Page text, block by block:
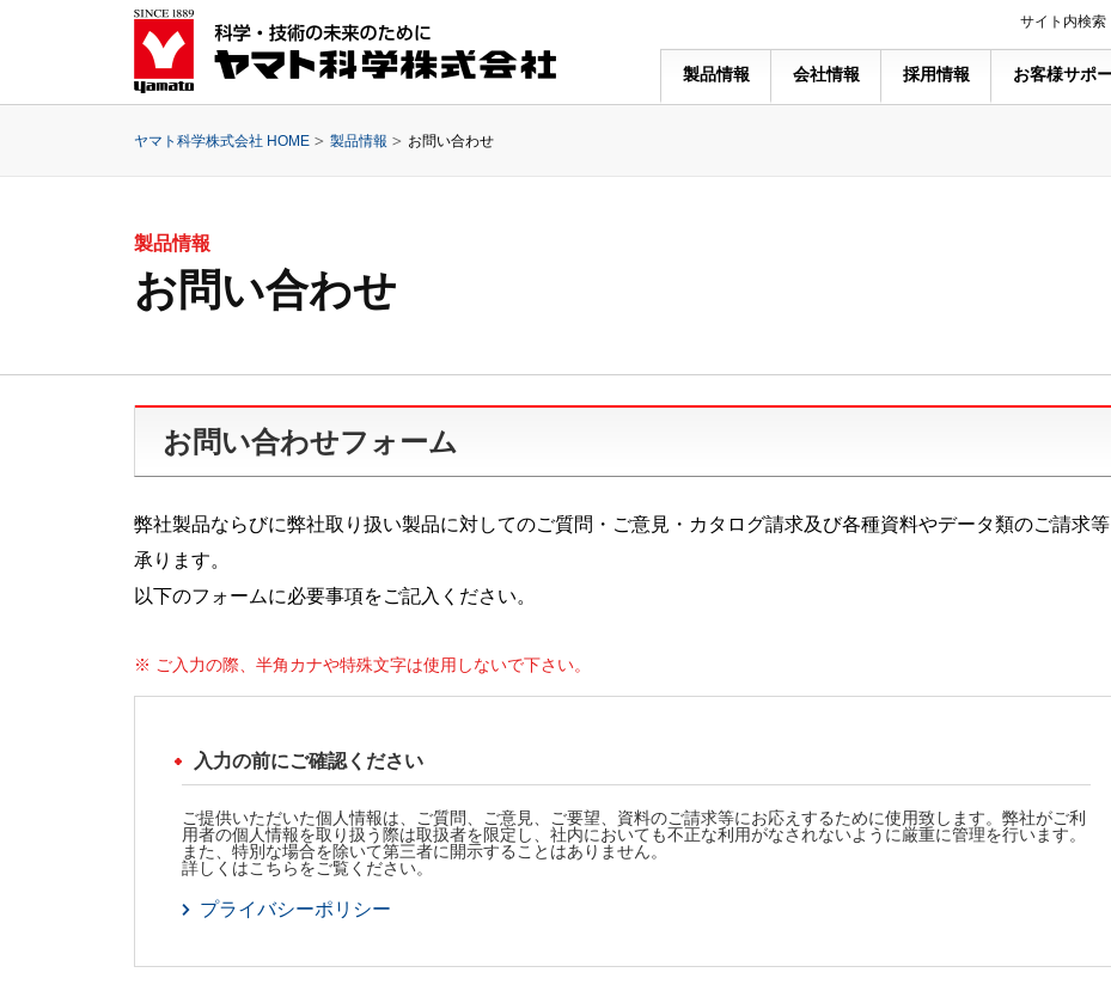
サイト内検索
製品情報 会社情報 採用情報 お客様サポ
ヤマト科学株式会社 HOME 製品情報 お問い合わせ
製品情報
お問い合わせ
お問い合わせフォーム
弊社製品ならびに弊社取り扱い製品に対してのご質問・ご意見・カタログ請求及び各種資料やデータ類のご請求
承ります。
以下のフォームに必要事項をご記入ください。
※ ご入力の際、半角カナや特殊文字は使用しないで下さい。
入力の前にご確認ください
ご提供いただいた個人情報は、ご質問、ご意見、ご要望、資料のご請求等にお応えするために使用致します。弊社がご利
用者の個人情報を取り扱う際は取扱者を限定し、社内においても不正な利用がなされないように厳重に管理を行います。
また、特別な場合を除いて第三者に開示することはありません。
詳しくはこちらをご覧ください。
プライバシーポリシー